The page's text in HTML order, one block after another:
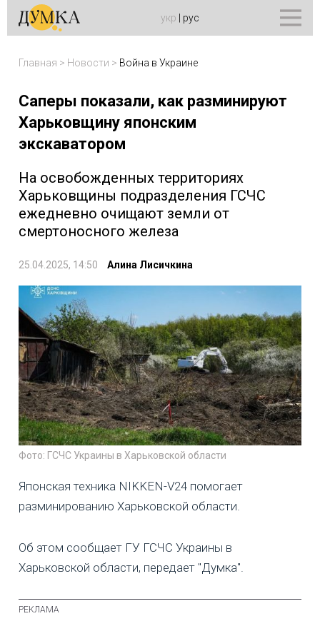
укр рус
Главная > Новости > Война в Украине
Саперы показали, как разминируют
Харьковщину японским
экскаватором
На освобожденных территориях
Харьковщины подразделения ГСЧС
ежедневно очищают земли от
смертоносного железа
25.04.2025, 14:50 Алина Лисичкина
Фото: ГСЧС Украины в Харьковской области
Японская техника NIKKEN-V24 помогает
разминированию Харьковской области.
Об этом сообщает ГУ ГСЧС Украины в
Харьковской области, передает "Думка".